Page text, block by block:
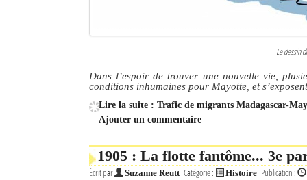
Le dessin
Dans l’espoir de trouver une nouvelle vie,
conditions inhumaines pour Mayotte, et
Lire la suite : Trafic de migrants Madagascar-
Ajouter un commentaire
1905 : La flotte fantôme... 3e
Écrit par Suzanne Reutt Catégorie : Histoire Publication :